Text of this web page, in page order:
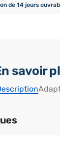
de 14 jours
savoir